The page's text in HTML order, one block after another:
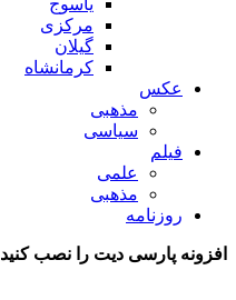
یاسوج
مرکزی
گیلان
کرمانشاه
عکس
مذهبی
سیاسی
فیلم
علمی
مذهبی
روزنامه
افزونه پارسی دیت را نصب کنید